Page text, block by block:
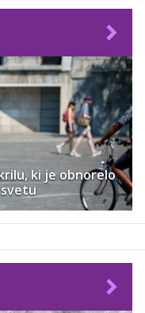
ki je obnorelo